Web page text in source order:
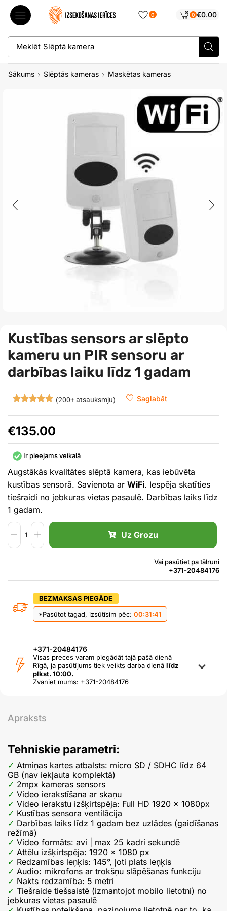
0 0 €0.00
Meklēt Slēptā kamera
Sākums Slēptās kameras Maskētas kameras
Kustības sensors ar slēpto
kameru un PIR sensoru ar
darbības laiku līdz 1 gadam
(200+ atsauksmju) Saglabāt
€135.00
Ir pieejams veikalā
Augstākās kvalitātes slēptā kamera, kas iebūvēta
kustības sensorā. Savienota ar WiFi. Iespēja skatīties
tiešraidi no jebkuras vietas pasaulē. Darbības laiks līdz
1 gadam.
Uz Grozu
Vai pasūtiet pa tālruni
+371-20484176
BEZMAKSAS PIEGĀDE
*Pasūtot tagad, izsūtīsim pēc: 00:31:41
+371-20484176
Visas preces varam piegādāt tajā pašā dienā
Rīgā, ja pasūtījums tiek veikts darba dienā līdz
plkst. 10:00.
Zvaniet mums: +371-20484176
Apraksts
Tehniskie parametri:
Atmiņas kartes atbalsts: micro SD / SDHC līdz 64
GB (nav iekļauta komplektā)
2mpx kameras sensors
Video ierakstīšana ar skaņu
Video ierakstu izšķirtspēja: Full HD 1920 x 1080px
Kustības sensora ventilācija
Darbības laiks līdz 1 gadam bez uzlādes (gaidīšanas
režīmā)
Video formāts: avi | max 25 kadri sekundē
Attēlu izšķirtspēja: 1920 x 1080 px
Redzamības leņķis: 145°, ļoti plats leņķis
Audio: mikrofons ar trokšņu slāpēšanas funkciju
Nakts redzamība: 5 metri
Tiešraide tiešsaistē (izmantojot mobilo lietotni) no
jebkuras vietas pasaulē